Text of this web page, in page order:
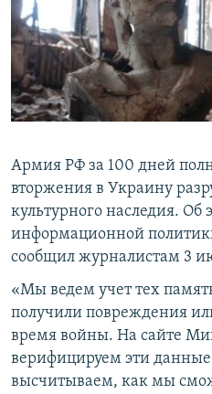
ПОБЕДИТЕЛЕЙ НЕ СУДЯТ?
КРЫМ.НЕПОКОРЕННЫЙ
ELIFBE
УКРАИНСКАЯ ПРОБЛЕМА КРЫМА
ПРИСОЕДИНЯЙТЕСЬ!
Армия РФ за 100 дней
вторжения в Украину
культурного наследия.
информационной
сообщил журналистам 3
«Мы ведем учет тех
получили повреждения
время войны. На сайте
верифицируем эти
высчитываем, как мы